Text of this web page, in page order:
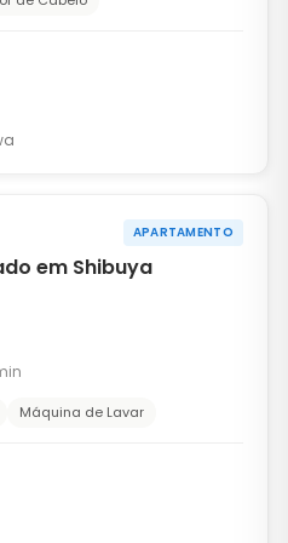
APARTAMENTO
em Shibuya
Máquina de Lavar